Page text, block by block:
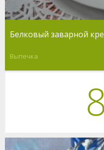
Белковый заварной
Выпечка
8